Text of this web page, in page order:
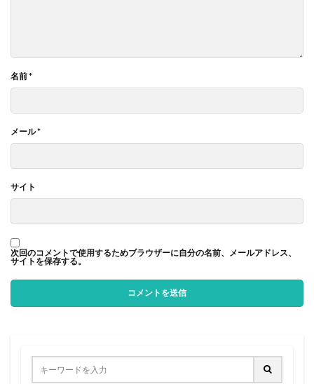
名前*
メール*
サイト
次回のコメントで使用するためブラウザーに自分の名前、メールアドレス、
サイトを保存する。